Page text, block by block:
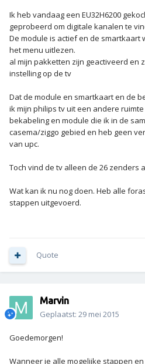
Ik heb vandaag een EU32H6200
geprobeerd om digitale kanalen te
De module is actief en de smartkaart
het menu uitlezen.
al mijn pakketten zijn geactiveerd en
instelling op de tv
Dat de module en smartkaart en de
ik mijn philips tv uit een andere
bekabeling en module die ik in de
casema/ziggo gebied en heb geen
van upc.
Toch vind de tv alleen de 26 zenders
Wat kan ik nu nog doen. Heb alle
stappen uitgevoerd.
Quote
Marvin
Geplaatst: 29 mei 2015
Goedemorgen!
Wanneer je alle mogelijke stappen